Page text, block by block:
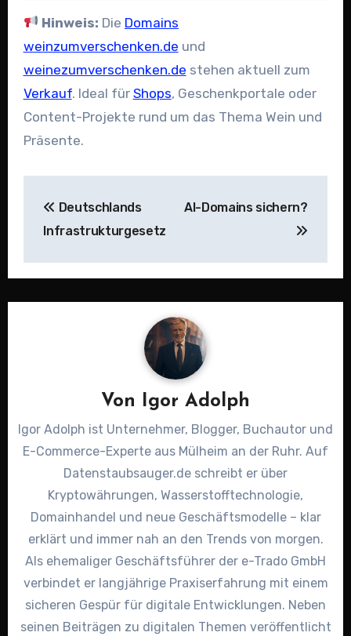
Hinweis: Die Domains
weinzumverschenken.de und
weinezumverschenken.de stehen aktuell zum
Verkauf. Ideal für Shops, Geschenkportale oder
Content-Projekte rund um das Thema Wein und
Präsente.
Deutschlands
Infrastrukturgesetz
AI-Domains sichern?
Von Igor Adolph
Igor Adolph ist Unternehmer, Blogger, Buchautor und
E-Commerce-Experte aus Mülheim an der Ruhr. Auf
Datenstaubsauger.de schreibt er über
Kryptowährungen, Wasserstofftechnologie,
Domainhandel und neue Geschäftsmodelle – klar
erklärt und immer nah an den Trends von morgen.
Als ehemaliger Geschäftsführer der e-Trado GmbH
verbindet er langjährige Praxiserfahrung mit einem
sicheren Gespür für digitale Entwicklungen. Neben
seinen Beiträgen zu digitalen Themen veröffentlicht